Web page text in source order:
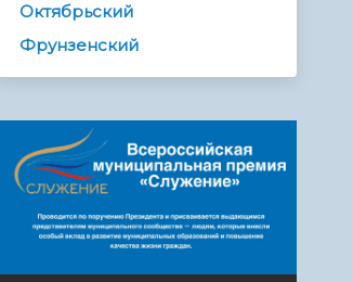
Октябрьский
Фрунзенский